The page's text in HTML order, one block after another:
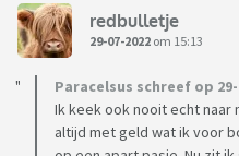
je zondermeer de hogere
Wat zijn jullie tips om met de
redbulletje
29-07-2022 om 15:13
Paracelsus schreef op 29-
Ik keek ook nooit echt naar
altijd met geld wat ik voor